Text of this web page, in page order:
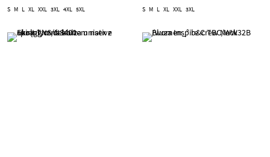
S M L XL XXL 3XL 4XL 5XL S M L XL XXL 3XL